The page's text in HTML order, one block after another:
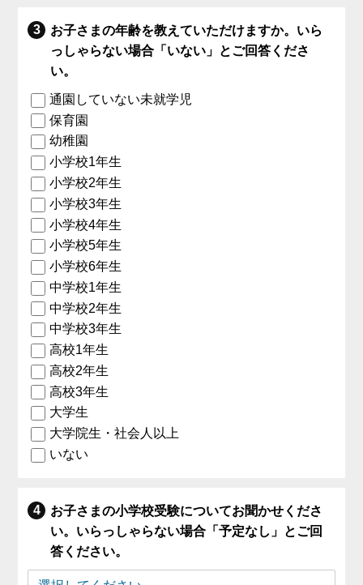
お子さまの年齢を教えていただけますか。いら
っしゃらない場合「いない」とご回答くださ
い。
通園していない未就学児
保育園
幼稚園
小学校1年生
小学校2年生
小学校3年生
小学校4年生
小学校5年生
小学校6年生
中学校1年生
中学校2年生
中学校3年生
高校1年生
高校2年生
高校3年生
大学生
大学院生・社会人以上
いない
お子さまの小学校受験についてお聞かせくださ
い。いらっしゃらない場合「予定なし」とご回
答ください。